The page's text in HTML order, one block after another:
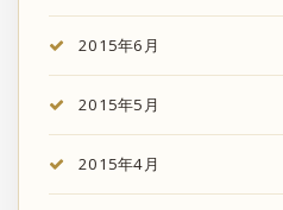
2015年6月
2015年5月
2015年4月